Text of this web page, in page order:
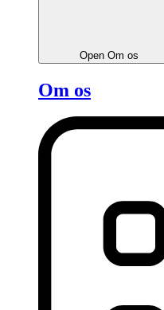
Open Om os
Om os